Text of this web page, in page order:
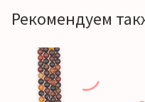
Рекомендуем